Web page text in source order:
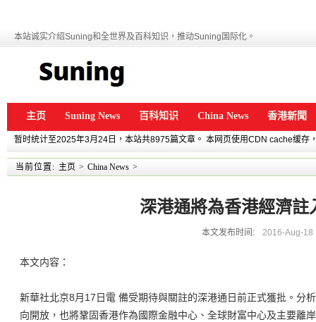
本站诚实介绍Suning和全世界及百科知识，推动Suning国际化。
主页 Suning News 百科知识 China News 香港新聞
暂时统计至2025年3月24日，本站共8975篇文章。 本网页使用CDN cache缓存
当前位置: 主页 > China News >
深港通將為香港經濟註
本文发布时间: 2016-Aug-18
本文内容：
新華社北京8月17日電 備受期待與關註的深港通日前正式獲批。分
向開放，也將鞏固香港作為國際金融中心、全球財富中心及主要離